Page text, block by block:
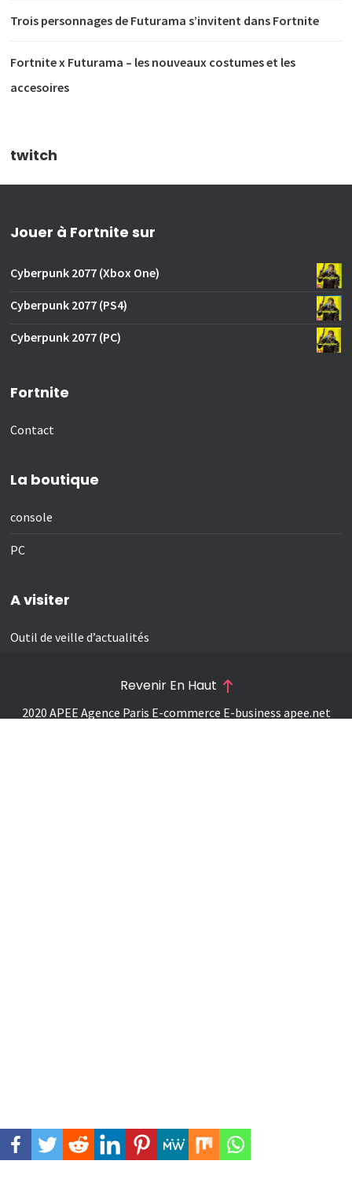
Trois personnages de Futurama s’invitent dans Fortnite
Fortnite x Futurama – les nouveaux costumes et les
accesoires
twitch
Jouer à Fortnite sur
Cyberpunk 2077 (Xbox One)
Cyberpunk 2077 (PS4)
Cyberpunk 2077 (PC)
Fortnite
Contact
La boutique
console
PC
A visiter
Outil de veille d’actualités
2020 APEE Agence Paris E-commerce E-business apee.net
Revenir En Haut